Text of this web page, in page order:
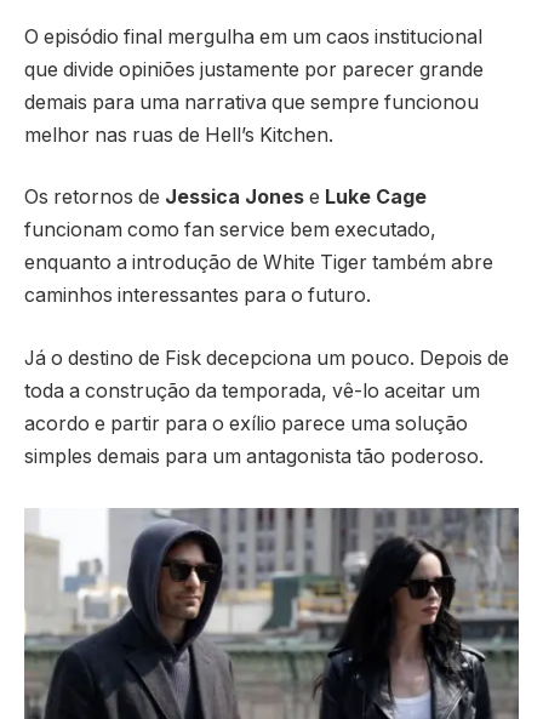
O episódio final mergulha em um caos institucional
que divide opiniões justamente por parecer grande
demais para uma narrativa que sempre funcionou
melhor nas ruas de Hell’s Kitchen.
Os retornos de Jessica Jones e Luke Cage
funcionam como fan service bem executado,
enquanto a introdução de White Tiger também abre
caminhos interessantes para o futuro.
Já o destino de Fisk decepciona um pouco. Depois de
toda a construção da temporada, vê-lo aceitar um
acordo e partir para o exílio parece uma solução
simples demais para um antagonista tão poderoso.